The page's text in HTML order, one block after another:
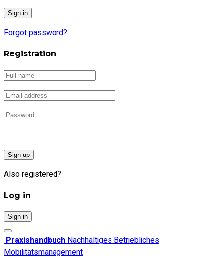
Forgot password?
Registration
Sign up
Also registered?
Log in
Sign in
PraxishandbuchNachhaltiges Betriebliches
Mobilitätsmanagement